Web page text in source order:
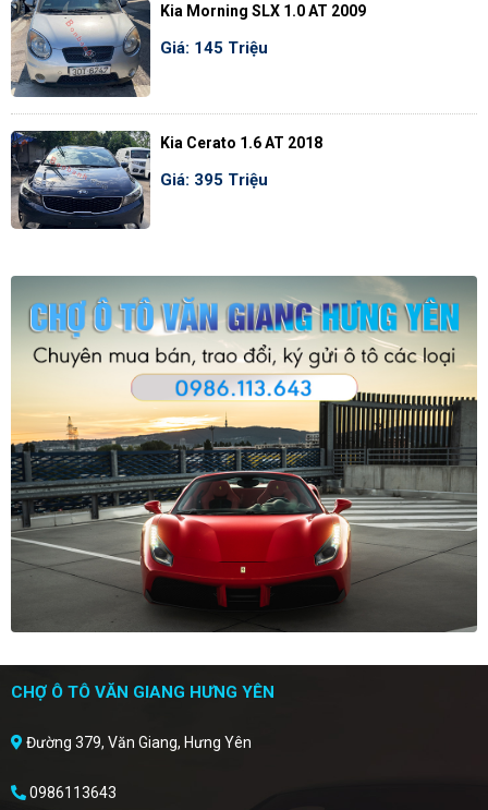
Kia Morning SLX 1.0 AT 2009
Giá: 145 Triệu
Kia Cerato 1.6 AT 2018
Giá: 395 Triệu
CHỢ Ô TÔ VĂN GIANG HƯNG YÊN
Đường 379, Văn Giang, Hưng Yên
0986113643